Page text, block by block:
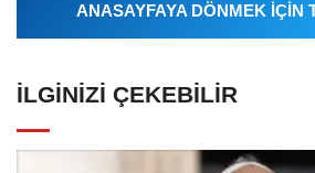
ANASAYFAYA DÖNMEK İÇİN
İLGINIZI ÇEKEBILIR